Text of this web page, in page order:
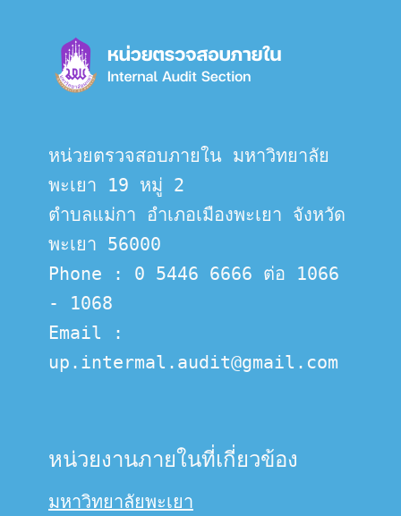
หน่วยตรวจสอบภายใน มหาวิทยาลัย
พะเยา 19 หมู่ 2
ตำบลแม่กา อำเภอเมืองพะเยา จังหวัด
พะเยา 56000
Phone : 0 5446 6666 ต่อ 1066
- 1068
Email :
up.intermal.audit@gmail.com
หน่วยงานภายในที่เกี่ยวข้อง
มหาวิทยาลัยพะเยา